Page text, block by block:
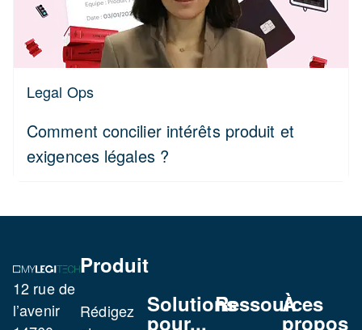
Legal Ops
Comment concilier intérêts produit et
exigences légales ?
12 rue de
l’avenir
Produit
Rédigez
Solutions
pour...
Ressources
À
propos